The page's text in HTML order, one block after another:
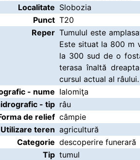
Localitate Slobozia
Punct T20
Reper Tumulul este
Este situat la 800 m
la 300 sud de o
terasa înaltă
cursul actual al râului.
- nume Ialomiţa
- tip râu
de relief câmpie
Utilizare teren agricultură
Categorie descoperire funerară
Tip tumul